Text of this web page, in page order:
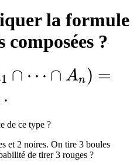
la formule
?
1 ∩ ⋯ ∩ An) =
de ce type ?
et 2 noires. On tire 3 boules
de tirer 3 rouges ?